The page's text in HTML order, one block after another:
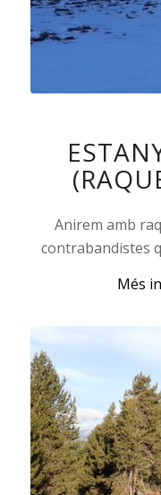
Anirem amb
contrabandistes
Més